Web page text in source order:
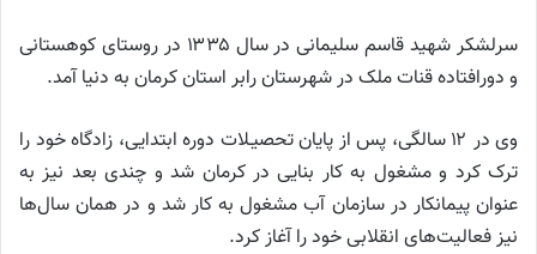
سرلشکر شهید قاسم سلیمانی در سال ۱۳۳۵ در روستای کوهستانی
و دورافتاده قنات ملک در شهرستان رابر استان کرمان به دنیا آمد.
وی در ۱۲ سالگی، پس از پایان تحصیـلات دوره ابتدایی، زادگاه خود را
ترک کرد و مشغول به کار بنایی در کرمان شد و چندی بعد نیز به
عنوان پیمانکار در سازمان آب مشغول به کار شد و در همان سال‌ها
نیز فعالیت‌های انقلابی خود را آغاز کرد.